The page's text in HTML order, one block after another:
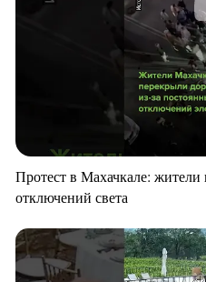
Протест в Махачкале: жители
отключений света